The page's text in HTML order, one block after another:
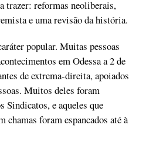
trazer: reformas neoliberais,
e uma revisão da história.
popular. Muitas pessoas
em Odessa a 2 de
de extrema-direita, apoiados
Muitos deles foram
Sindicatos, e aqueles que
foram espancados até à